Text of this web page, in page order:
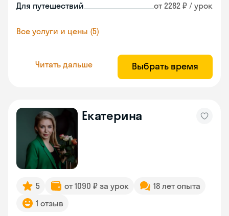
Для путешествий от 2282 ₽ / урок
Все услуги и цены (5)
Читать дальше Выбрать время
Екатерина
5 от 1090 ₽ за урок
18 лет опыта
1 отзыв